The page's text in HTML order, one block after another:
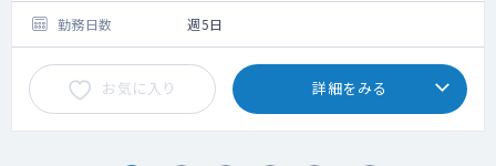
病棟 急性期病棟：10～15人程度、慢性期病
棟：10人程度
ER対応：AM・PMでの担当制
手術：現在1名体制の為、手術件数は少なくな
っております。
月平均10件程度
勤務日数 週5日
お気に入り 詳細をみる